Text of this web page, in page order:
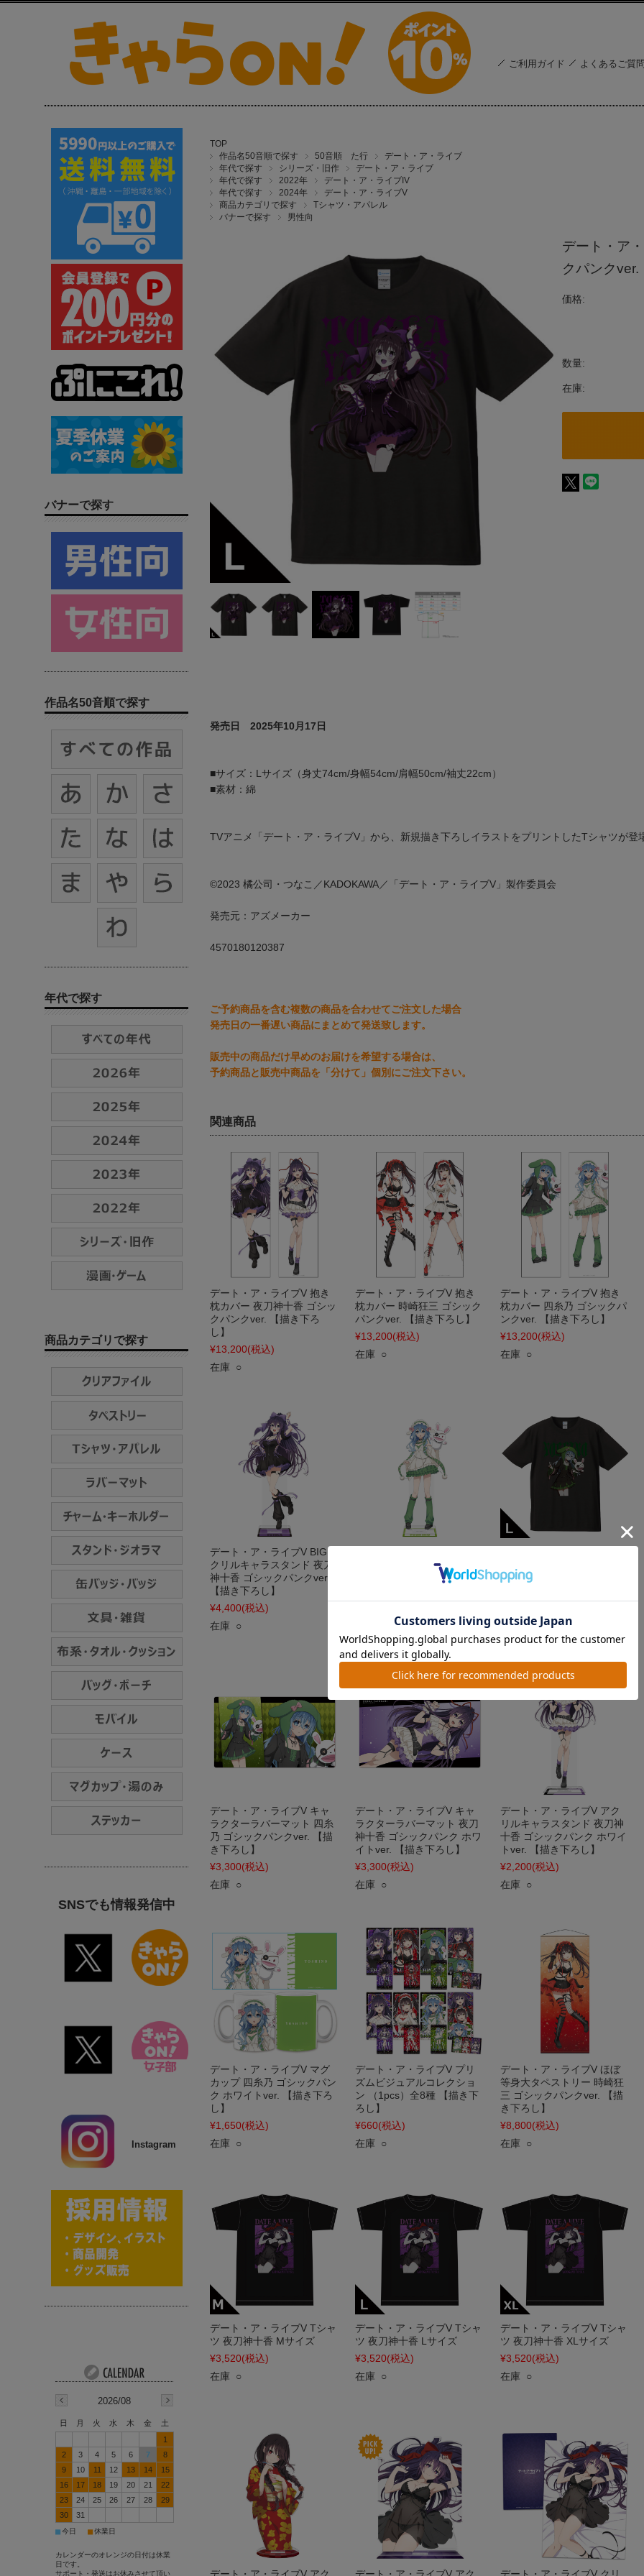
ご利用ガイド よくあるご質
TOP
作品名50音順で探す
50音順 た行
デート・ア・ライブ
年代で探す
シリーズ・旧作
デート・ア・ライブ
年代で探す
2022年
デート・ア・ライブIV
年代で探す
2024年
デート・ア・ライブV
商品カテゴリで探す
Tシャツ・アパレル
バナーで探す
男性向
デート・ア
クパンク
価格:
数量:
在庫:
発売日 2025年10月17日
■サイズ：Lサイズ（身丈74cm/身幅54cm/肩幅50cm/袖丈22cm）
■素材：綿
TVアニメ「デート・ア・ライブV」から、新規描き下ろしイラストをプリントしたTシャツが登
©2023 橘公司・つなこ／KADOKAWA／「デート・ア・ライブV」製作委員会
発売元：アズメーカー
4570180120387
ご予約商品を含む複数の商品を合わせてご注文した場合
発売日の一番遅い商品にまとめて発送致します。
販売中の商品だけ早めのお届けを希望する場合は、
予約商品と販売中商品を「分けて」個別にご注文下さい。
関連商品
デート・ア・ライブV 抱き
枕カバー 夜刀神十香 ゴシッ
クパンクver. 【描き下ろ
し】
¥13,200(税込)
在庫 ○
デート・ア・ライブV 抱き
枕カバー 時崎狂三 ゴシック
パンクver. 【描き下ろし】
¥13,200(税込)
在庫 ○
デート・ア・ライブV 抱き
枕カバー 四糸乃 ゴシックパ
ンクver. 【描き下ろし】
¥13,200(税込)
在庫 ○
デート・ア・ライブV BIGア
クリルキャラスタンド 夜刀
神十香 ゴシックパンクver.
【描き下ろし】
¥4,400(税込)
在庫 ○
クリルキャラスタンド 四糸
乃 ゴシックパンク ホワイト
ver. Lサイズ 【描き下ろし】
デート・ア・ライブV キャ
ラクターラバーマット 四糸
乃 ゴシックパンクver. 【描
き下ろし】
¥3,300(税込)
在庫 ○
デート・ア・ライブV キャ
ラクターラバーマット 夜刀
神十香 ゴシックパンク ホワ
イトver. 【描き下ろし】
¥3,300(税込)
在庫 ○
デート・ア・ライブV アク
リルキャラスタンド 夜刀神
十香 ゴシックパンク ホワイ
トver. 【描き下ろし】
¥2,200(税込)
在庫 ○
デート・ア・ライブV マグ
カップ 四糸乃 ゴシックパン
ク ホワイトver. 【描き下ろ
し】
¥1,650(税込)
在庫 ○
デート・ア・ライブV プリ
ズムビジュアルコレクショ
ン （1pcs）全8種 【描き下
ろし】
¥660(税込)
在庫 ○
デート・ア・ライブV ほぼ
等身大タペストリー 時崎狂
三 ゴシックパンクver. 【描
き下ろし】
¥8,800(税込)
在庫 ○
デート・ア・ライブV Tシャ
ツ 夜刀神十香 Mサイズ
¥3,520(税込)
在庫 ○
デート・ア・ライブV Tシャ
ツ 夜刀神十香 Lサイズ
¥3,520(税込)
在庫 ○
デート・ア・ライブV Tシャ
ツ 夜刀神十香 XLサイズ
¥3,520(税込)
在庫 ○
バナーで探す
作品名50音順で探す
年代で探す
商品カテゴリで探す
SNSでも情報発信中
Instagram
2026/08
日 月 火 水 木 金
土
1
2
3 4 5 6 7
8
9
10 11 12 13 14
15
16
17 18 19 20 21
22
23
24 25 26 27 28
29
30
31
■今日 ■休業日
カレンダーのオレンジの日付は休業
日です。
サポート・発送はお休みさせて頂い